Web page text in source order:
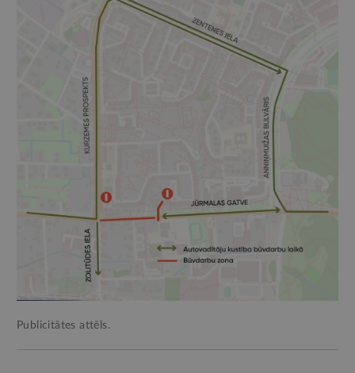
Publicitātes attēls.